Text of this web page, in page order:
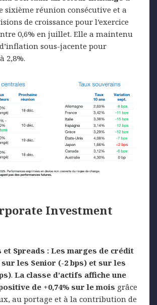
sixième réunion consécutive et a
de croissance pour l’exercice
0,6% en juillet. Elle a maintenu
sous-jacente pour
2,8%.
Investment
Spreads : Les marges de crédit
les Senior (-2 bps) et sur les
. La classe d’actifs affiche une
de +0,74% sur le mois grâce
au portage et à la contribution de